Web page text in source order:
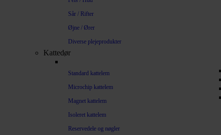
Sår / Rifter
Øjne / Ører
Diverse plejeprodukter
Kattedør
Standard kattelem
Microchip kattelem
Magnet kattelem
Isoleret kattelem
Reservedele og nøgler